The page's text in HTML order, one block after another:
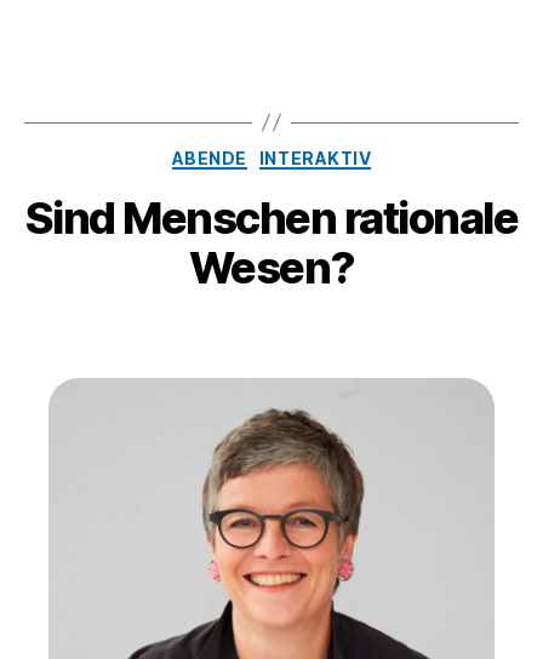
ABENDE INTERAKTIV
Sind Menschen rationale
Wesen?